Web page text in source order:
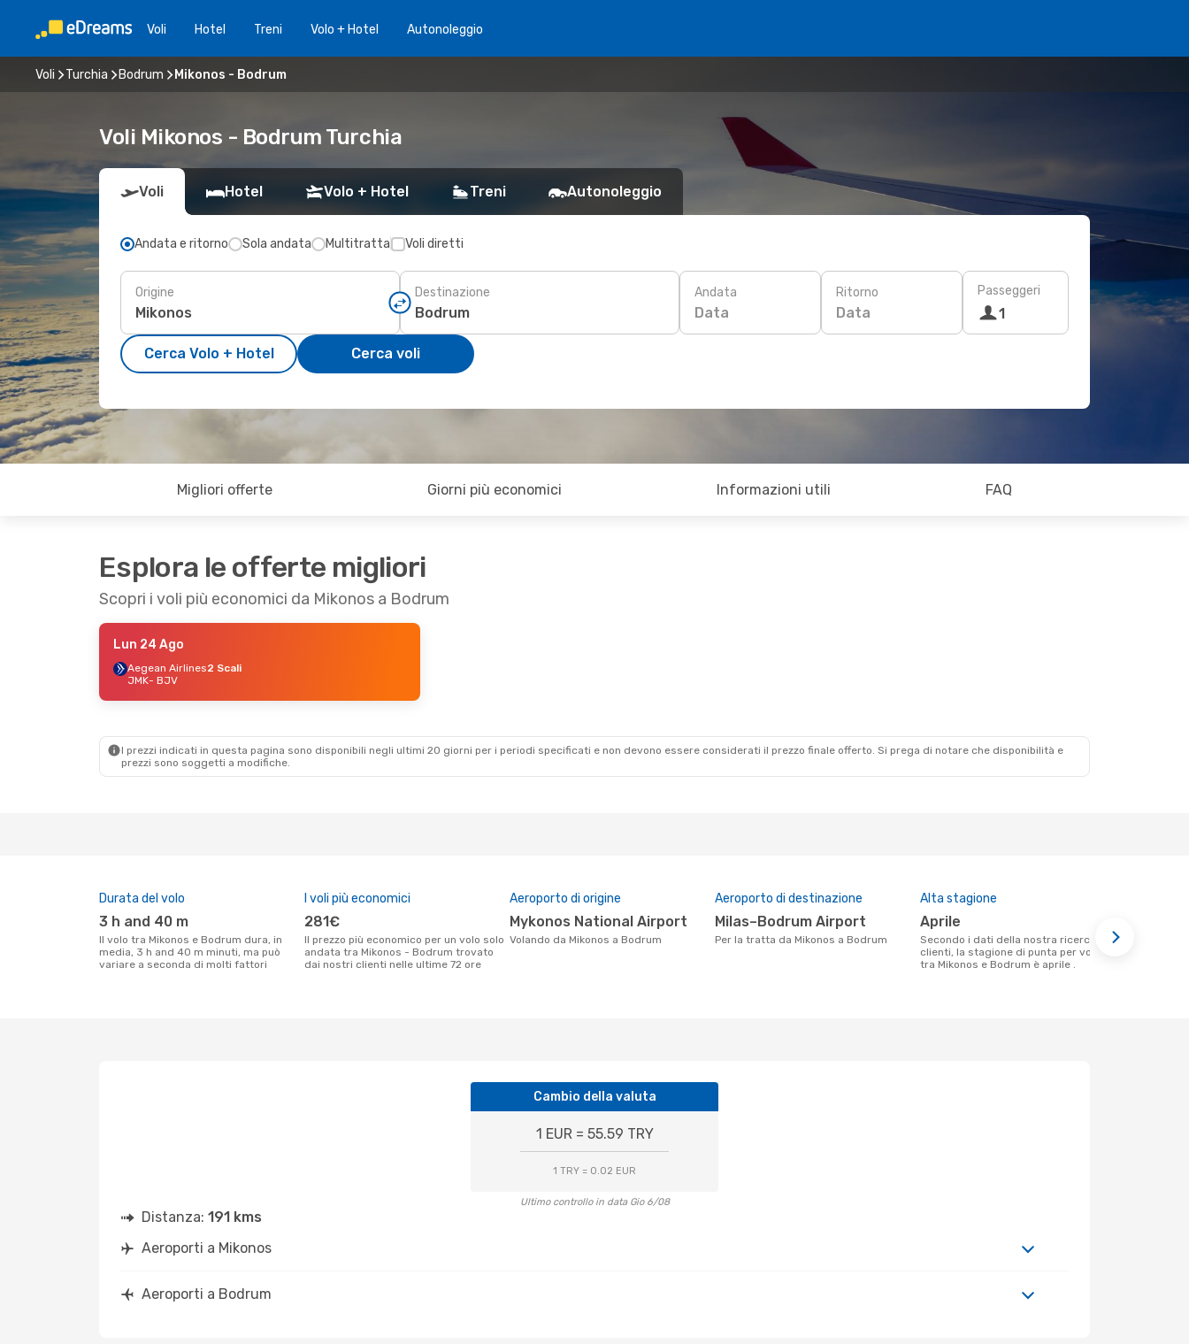
Voli Hotel Treni Volo + Hotel Autonoleggio
Voli Turchia Bodrum Mikonos - Bodrum
Voli Mikonos - Bodrum Turchia
Voli Hotel Volo + Hotel Treni Autonoleggio
Andata e ritorno Sola andata Multitratta Voli diretti
Origine Destinazione Andata
Data
Ritorno
Data
Passeggeri
1
Cerca Volo + Hotel Cerca voli
Migliori offerte Giorni più economici Informazioni utili FAQ
Esplora le offerte migliori
Scopri i voli più economici da Mikonos a Bodrum
Lun 24 Ago
Aegean Airlines2 Scali
JMK- BJV
I prezzi indicati in questa pagina sono disponibili negli ultimi 20 giorni per i periodi specificati e non devono essere considerati il ​​prezzo finale offerto. Si prega di notare che disponibilità e
prezzi sono soggetti a modifiche.
Durata del volo
3 h and 40 m
Il volo tra Mikonos e Bodrum dura, in
media, 3 h and 40 m minuti, ma può
variare a seconda di molti fattori
I voli più economici
281€
Il prezzo più economico per un volo solo
andata tra Mikonos - Bodrum trovato
dai nostri clienti nelle ultime 72 ore
Aeroporto di origine
Mykonos National Airport
Volando da Mikonos a Bodrum
Aeroporto di destinazione
Milas–Bodrum Airport
Per la tratta da Mikonos a Bodrum
Alta stagione
aprile
Secondo i dati della nostra ricerca
clienti, la stagione di punta per volare
tra Mikonos e Bodrum è aprile .
Cambio della valuta
1 EUR = 55.59 TRY
1 TRY = 0.02 EUR
Ultimo controllo in data Gio 6/08
Distanza: 191 kms
Aeroporti a Mikonos
Aeroporti a Bodrum